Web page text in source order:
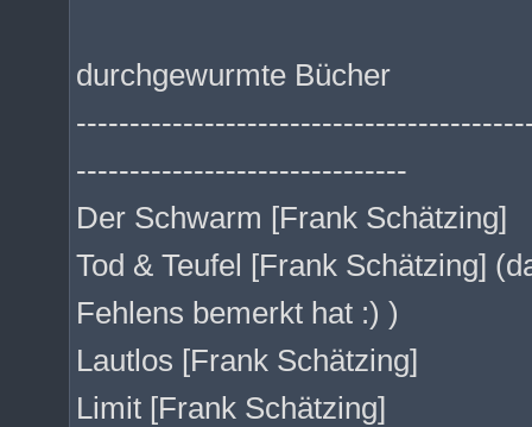
durchgewurmte Bücher
-------------------------------
Der Schwarm [Frank Schätzing]
Tod & Teufel [Frank Schätzing]
Fehlens bemerkt hat :) )
Lautlos [Frank Schätzing]
Limit [Frank Schätzing]